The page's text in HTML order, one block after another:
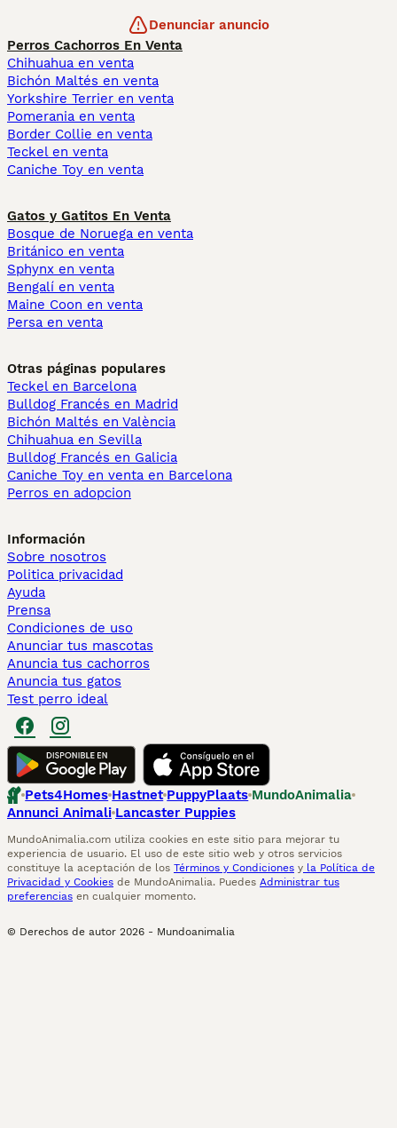
Denunciar anuncio
Perros Cachorros En Venta
Chihuahua en venta
Bichón Maltés en venta
Yorkshire Terrier en venta
Pomerania en venta
Border Collie en venta
Teckel en venta
Caniche Toy en venta
Gatos y Gatitos En Venta
Bosque de Noruega en venta
Británico en venta
Sphynx en venta
Bengalí en venta
Maine Coon en venta
Persa en venta
Otras páginas populares
Teckel en Barcelona
Bulldog Francés en Madrid
Bichón Maltés en València
Chihuahua en Sevilla
Bulldog Francés en Galicia
Caniche Toy en venta en Barcelona
Perros en adopcion
Información
Sobre nosotros
Politica privacidad
Ayuda
Prensa
Condiciones de uso
Anunciar tus mascotas
Anuncia tus cachorros
Anuncia tus gatos
Test perro ideal
Pets4Homes Hastnet PuppyPlaats MundoAnimalia
Annunci Animali Lancaster Puppies
MundoAnimalia.com utiliza cookies en este sitio para mejorar tu
experiencia de usuario. El uso de este sitio web y otros servicios
constituye la aceptación de los Términos y Condiciones y la Política de
Privacidad y Cookies de MundoAnimalia. Puedes Administrar tus
preferencias en cualquier momento.
© Derechos de autor 2026 - Mundoanimalia